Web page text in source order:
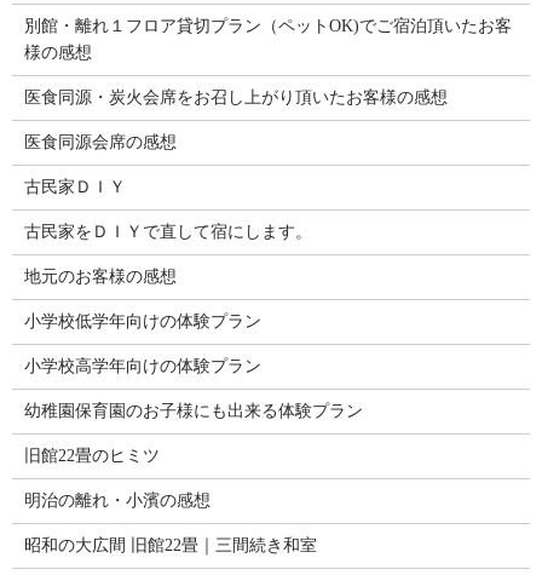
別館・離れ１フロア貸切プラン（ペットOK)でご宿泊頂いたお客
様の感想
医食同源・炭火会席をお召し上がり頂いたお客様の感想
医食同源会席の感想
古民家ＤＩＹ
古民家をＤＩＹで直して宿にします。
地元のお客様の感想
小学校低学年向けの体験プラン
小学校高学年向けの体験プラン
幼稚園保育園のお子様にも出来る体験プラン
旧館22畳のヒミツ
明治の離れ・小濱の感想
昭和の大広間 旧館22畳｜三間続き和室